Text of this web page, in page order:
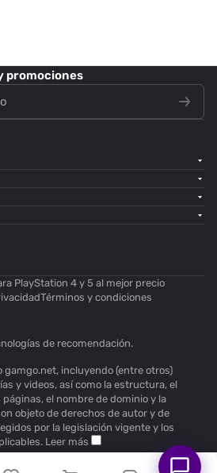
promociones
PlayStation 4 y 5 al mejor precio
Términos y condiciones
de recomendación.
gamgo.net, incluyendo (entre otros)
y videos, así como la estructura, el
el nombre de dominio y la
objeto de derechos de autor y de
por la legislación vigente y los
Leer más